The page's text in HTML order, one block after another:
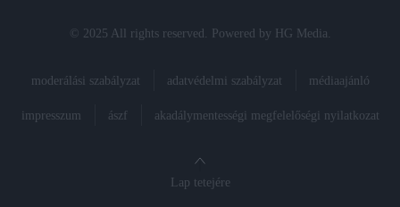
© 2025 All rights reserved. Powered by HG Media
moderálási szabályzat adatvédelmi szabályzat médiaajánló
impresszum ászf akadálymentességi megfelelőségi nyilatkozat
Lap tetejére